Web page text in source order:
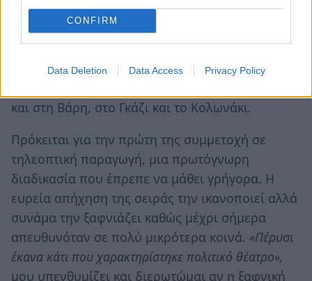
CONFIRM
Data Deletion Data Access Privacy Policy
Νοέμβριο τον ρόλο και μία εβδομάδα αργότερα
ξεκίνησε γυρίσματα. Το σπίτι της σειράς
βρίσκεται στο Καπανδρίτη, όπως και πολλοί
άλλοι χώροι, και έτσι ξεκίνησαν για εκείνη τα
και στη Βάρη, στο Γκάζι και το Κολωνάκι.
Πρόκειται για την πρώτη της συμμετοχή σε
τηλεοπτική παραγωγή, μια πρωτόγνωρη
διαδικασία που έπρεπε να μάθει γρήγορα. Η
ευρεία απήχηση της σειράς την ικανοποιεί αλλά
συνάμα την ξαφνιάζει καθώς μέχρι σήμερα
απευθυνόταν σε πολύ μικρότερα κοινά. «Πέρυσι
έκανα κάτι που χαρακτηρίστηκε πολιτικό θέατρο»,
μου υπενθυμίζει και διερωτώμαι αν η ξαφνική